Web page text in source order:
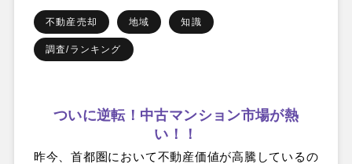
不動産売却 地域 知識
調査/ランキング
ついに逆転！中古マンション市場が熱
い！！
昨今、首都圏において不動産価値が高騰しているの